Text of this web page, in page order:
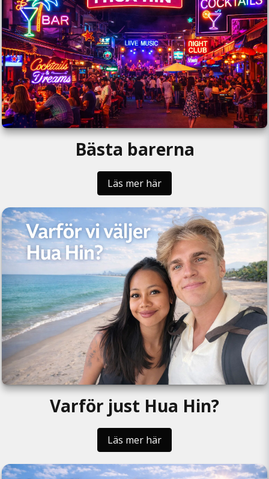
Bästa barerna
Läs mer här
Varför just Hua Hin?
Läs mer här